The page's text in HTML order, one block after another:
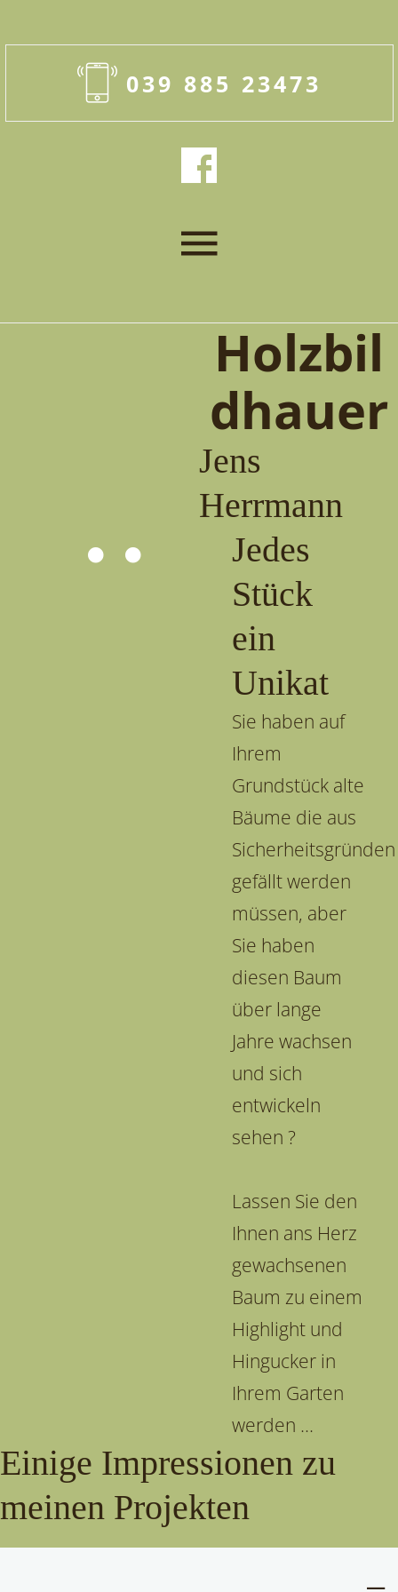
039 885 23473
Holzbil
dhauer
Jens
Herrmann
Jedes
Stück
ein
Unikat
Sie haben auf
Ihrem
Grundstück alte
Bäume die aus
Sicherheitsgründen
gefällt werden
müssen, aber
Sie haben
diesen Baum
über lange
Jahre wachsen
und sich
entwickeln
sehen ?
Lassen Sie den
Ihnen ans Herz
gewachsenen
Baum zu einem
Highlight und
Hingucker in
Ihrem Garten
werden ...
Einige Impressionen zu
meinen Projekten